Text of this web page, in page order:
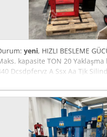
yeni, HIZLI BESLEME
kapasite TON 20 Yaklaşma
Dcsdpfervz A Ssx Aa Tjk
kapasitesi litre 30 Maks. basınç
A 3,8 Ağırlık Kg 200